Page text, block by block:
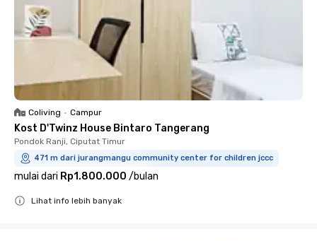
Coliving • Campur
Kost D'Twinz House Bintaro Tangerang
Pondok Ranji, Ciputat Timur
471 m dari jurangmangu community center for children jccc
mulai dari Rp1.800.000 /bulan
Lihat info lebih banyak